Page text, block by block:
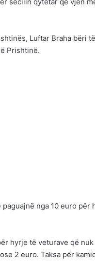
Luftar Braha bëri
Prishtinë.
nga 10 euro për
hyrje të veturave që nuk
2 euro. Taksa për